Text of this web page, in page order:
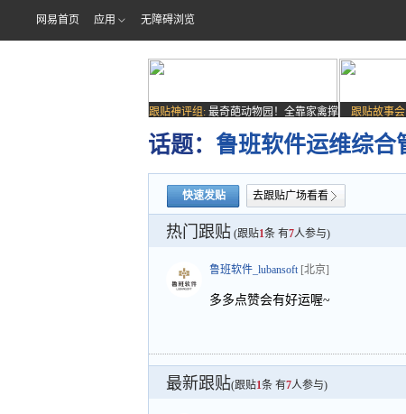
网易首页 应用 无障碍浏览
跟贴神评组: 最奇葩动物园！全靠家禽撑
场子
跟贴故事
话题： 鲁班软件运维综合
快速发贴 去跟贴广场看看
热门跟贴 (跟贴1条 有7人参与)
鲁班软件_lubansoft [北京]
多多点赞会有好运喔~
最新跟贴(跟贴1条 有7人参与)